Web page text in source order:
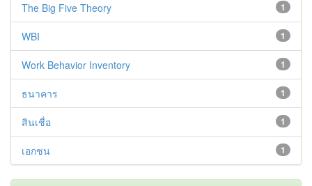
1
The Big Five Theory
1
WBI
1
Work Behavior Inventory
1
ธนาคาร
1
สินเชื่อ
1
เอกชน